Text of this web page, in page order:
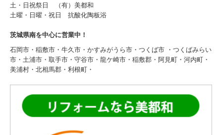
土・日祝祭日 （有）美都和
土曜・日曜・祝日 抗酸化陶板浴
茨城県南を中心に営業中！
石岡市・稲敷市・牛久市・かすみがうら市・つくば市 ・つくばみらい
市・土浦市・取手市・守谷市・龍ケ崎市・稲敷郡・阿見町・河内町・
美浦村・北相馬郡・利根町・